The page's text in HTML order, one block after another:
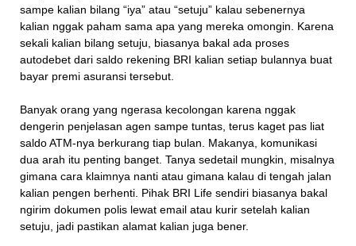
sampe kalian bilang “iya” atau “setuju” kalau sebenernya
kalian nggak paham sama apa yang mereka omongin. Karena
sekali kalian bilang setuju, biasanya bakal ada proses
autodebet dari saldo rekening BRI kalian setiap bulannya buat
bayar premi asuransi tersebut.
Banyak orang yang ngerasa kecolongan karena nggak
dengerin penjelasan agen sampe tuntas, terus kaget pas liat
saldo ATM-nya berkurang tiap bulan. Makanya, komunikasi
dua arah itu penting banget. Tanya sedetail mungkin, misalnya
gimana cara klaimnya nanti atau gimana kalau di tengah jalan
kalian pengen berhenti. Pihak BRI Life sendiri biasanya bakal
ngirim dokumen polis lewat email atau kurir setelah kalian
setuju, jadi pastikan alamat kalian juga bener.